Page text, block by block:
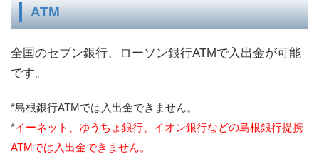
ATM
全国のセブン銀行、ローソン銀行ATMで入出金が可能
です。
*島根銀行ATMでは入出金できません。
*イーネット、ゆうちょ銀行、イオン銀行などの島根銀行提携
ATMでは入出金できません。